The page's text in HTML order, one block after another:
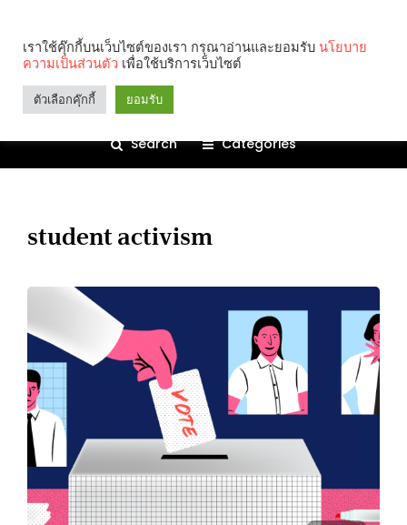
Search Categories
student activism
เราใช้คุ๊กกี้บนเว็บไซต์ของเรา กรุณาอ่านและยอมรับ นโยบาย
ความเป็นส่วนตัว เพื่อใช้บริการเว็บไซต์
ตัวเลือกคุ๊กกี้ ยอมรับ